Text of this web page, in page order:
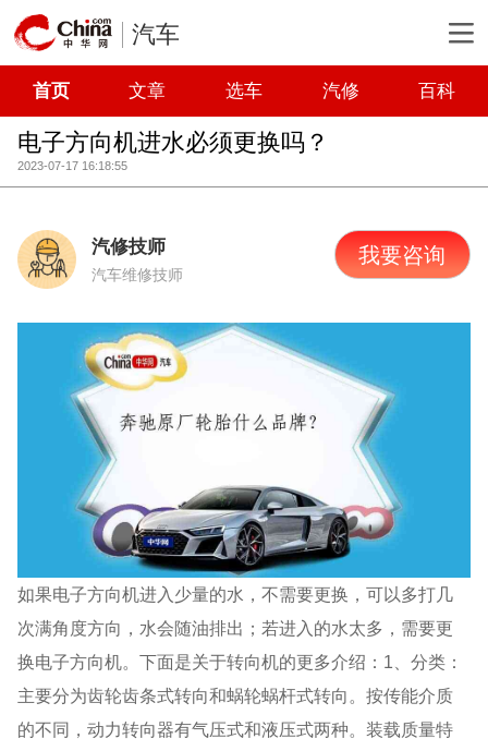
汽车
首页 文章 选车 汽修 百科
电子方向机进水必须更换吗？
2023-07-17 16:18:55
汽修技师
汽车维修技师
我要咨询
如果电子方向机进入少量的水，不需要更换，可以多打几
次满角度方向，水会随油排出；若进入的水太多，需要更
换电子方向机。下面是关于转向机的更多介绍：1、分类：
主要分为齿轮齿条式转向和蜗轮蜗杆式转向。按传能介质
的不同，动力转向器有气压式和液压式两种。装载质量特